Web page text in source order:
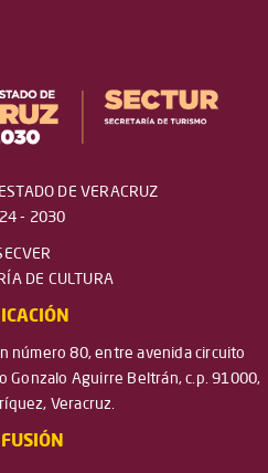
DE VERACRUZ
- 2030
DE CULTURA
número 80, entre avenida circuito
Gonzalo Aguirre Beltrán, c.p. 91000,
Veracruz.